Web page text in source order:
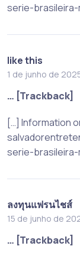
serie-
like this
1 de junho de
… [Trackback]
[…] Information
serie-
ลงทุนแฟรนไชส์
15 de junho de
… [Trackback]